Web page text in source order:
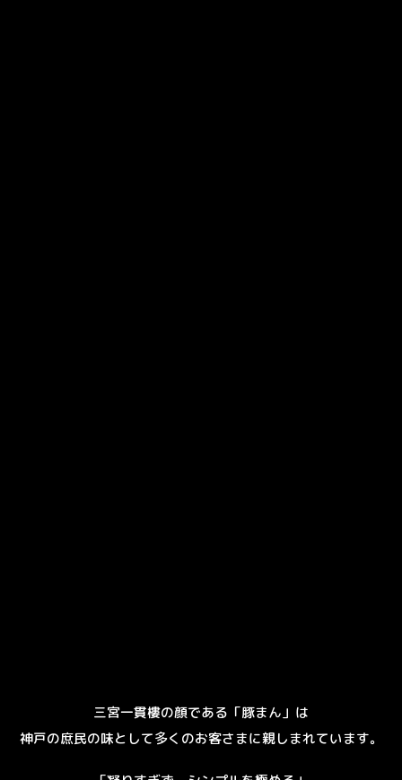
三宮一貫樓の顔である「豚まん」は
神戸の庶民の味として多くのお客さまに親しまれています。